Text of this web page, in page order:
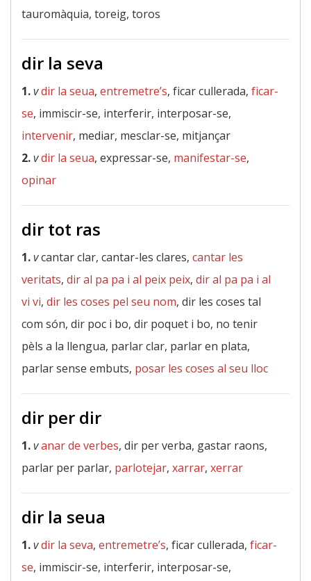
tauromàquia, toreig, toros
dir la seva
1.vdir la seua, entremetre’s, ficar cullerada, ficar-
se, immiscir-se, interferir, interposar-se,
intervenir, mediar, mesclar-se, mitjançar
2.vdir la seua, expressar-se, manifestar-se,
opinar
dir tot ras
1.vcantar clar, cantar-les clares, cantar les
veritats, dir al pa pa i al peix peix, dir al pa pa i al
vi vi, dir les coses pel seu nom, dir les coses tal
com són, dir poc i bo, dir poquet i bo, no tenir
pèls a la llengua, parlar clar, parlar en plata,
parlar sense embuts, posar les coses al seu lloc
dir per dir
1.vanar de verbes, dir per verba, gastar raons,
parlar per parlar, parlotejar, xarrar, xerrar
dir la seua
1.vdir la seva, entremetre’s, ficar cullerada, ficar-
se, immiscir-se, interferir, interposar-se,